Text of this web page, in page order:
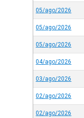
05/ago/2026
05/ago/2026
05/ago/2026
04/ago/2026
03/ago/2026
02/ago/2026
02/ago/2026